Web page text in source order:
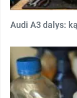
Audi A3 dalys: